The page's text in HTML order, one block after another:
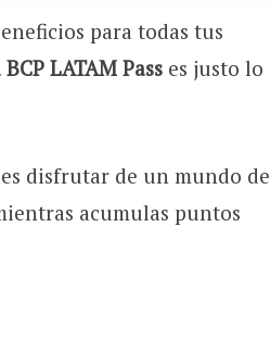
para todas tus
LATAM Passes justo lo
disfrutar de un mundo de
acumulas puntos